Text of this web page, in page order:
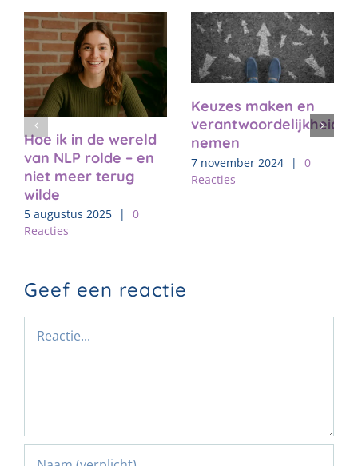
Hoe ik in de wereld
van NLP rolde – en
niet meer terug
wilde
5 augustus 2025 |
0
Reacties
Keuzes maken en
verantwoordelijkheid
nemen
7 november 2024 |
0
Reacties
Geef een reactie
Reactie